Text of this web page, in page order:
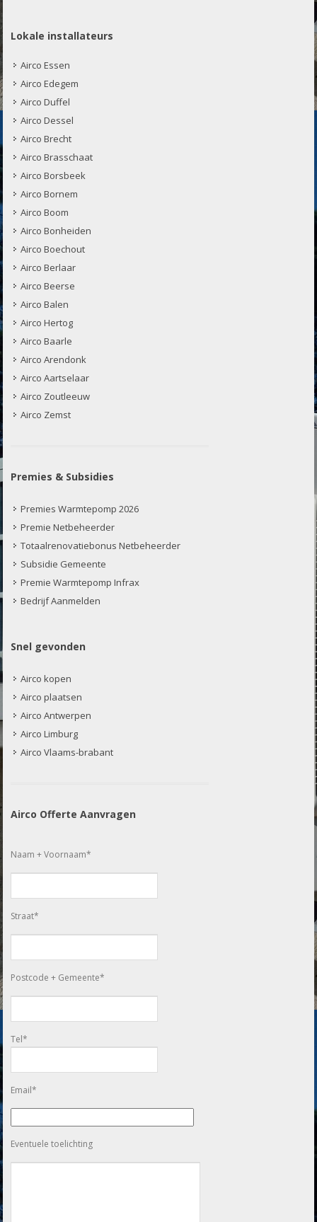
Lokale installateurs
Airco Essen
Airco Edegem
Airco Duffel
Airco Dessel
Airco Brecht
Airco Brasschaat
Airco Borsbeek
Airco Bornem
Airco Boom
Airco Bonheiden
Airco Boechout
Airco Berlaar
Airco Beerse
Airco Balen
Airco Hertog
Airco Baarle
Airco Arendonk
Airco Aartselaar
Airco Zoutleeuw
Airco Zemst
Premies & Subsidies
Premies Warmtepomp 2026
Premie Netbeheerder
Totaalrenovatiebonus Netbeheerder
Subsidie Gemeente
Premie Warmtepomp Infrax
Bedrijf Aanmelden
Snel gevonden
Airco kopen
Airco plaatsen
Airco Antwerpen
Airco Limburg
Airco Vlaams-brabant
Airco Offerte Aanvragen
Naam + Voornaam*
Straat*
Postcode + Gemeente*
Tel*
Email*
Eventuele toelichting